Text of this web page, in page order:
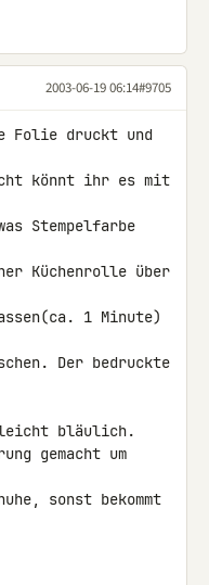
2003-06-19 06:14#9705
Folie druckt und
könnt ihr es mit
Stempelfarbe
Küchenrolle über
1 Minute)
Der bedruckte
bläulich.
gemacht um
sonst bekommt